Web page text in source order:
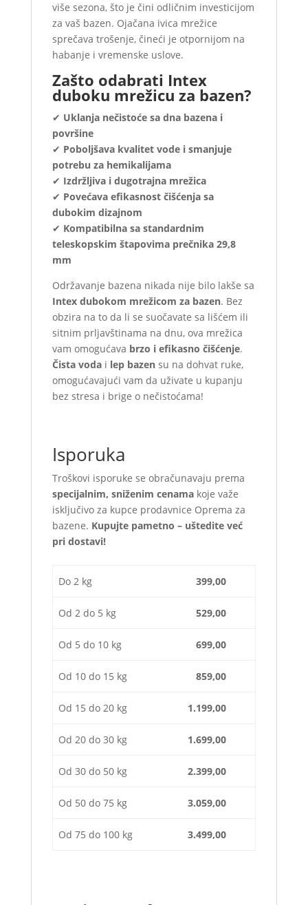
više sezona, što je čini odličnim investicijom
za vaš bazen. Ojačana ivica mrežice
sprečava trošenje, čineći je otpornijom na
habanje i vremenske uslove.
Zašto odabrati Intex
duboku mrežicu za bazen?
✔ Uklanja nečistoće sa dna bazena i
površine
✔ Poboljšava kvalitet vode i smanjuje
potrebu za hemikalijama
✔ Izdržljiva i dugotrajna mrežica
✔ Povećava efikasnost čišćenja sa
dubokim dizajnom
✔ Kompatibilna sa standardnim
teleskopskim štapovima prečnika 29,8
mm
Održavanje bazena nikada nije bilo lakše sa
Intex dubokom mrežicom za bazen. Bez
obzira na to da li se suočavate sa lišćem ili
sitnim prljavštinama na dnu, ova mrežica
vam omogućava brzo i efikasno čišćenje.
Čista vodai lep bazensu na dohvat ruke,
omogućavajući vam da uživate u kupanju
bez stresa i brige o nečistoćama!
Isporuka
Troškovi isporuke se obračunavaju prema
specijalnim, sniženim cenamakoje važe
isključivo za kupce prodavnice Oprema za
bazene. Kupujte pametno – uštedite već
pri dostavi!
Do 2 kg 399,00
Od 2 do 5 kg 529,00
Od 5 do 10 kg 699,00
Od 10 do 15 kg 859,00
Od 15 do 20 kg 1.199,00
Od 20 do 30 kg 1.699,00
Od 30 do 50 kg 2.399,00
Od 50 do 75 kg 3.059,00
Od 75 do 100 kg 3.499,00